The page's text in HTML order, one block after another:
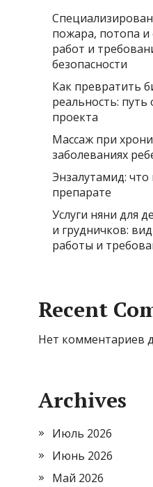
пожара, потопа и
работ и
безопасности
Как превратить
реальность: путь
проекта
Массаж при
заболеваниях
Энзалутамид:
препарате
Услуги няни для
и грудничков:
работы и
Recent
Нет комментариев
Archives
Июль 2026
Июнь 2026
Май 2026